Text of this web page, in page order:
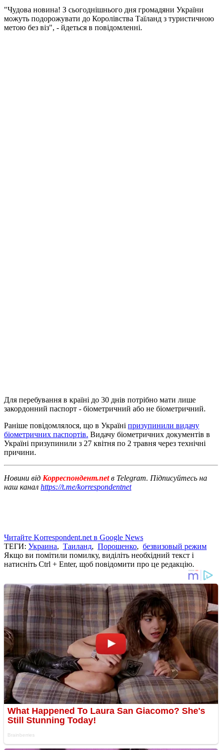
"Чудова новина! З сьогоднішнього дня громадяни України
можуть подорожувати до Королівства Таїланд з туристичною
метою без віз", - йдеться в повідомленні.
Для перебування в країні до 30 днів потрібно мати лише
закордонний паспорт - біометричний або не біометричний.
Раніше повідомлялося, що в Україні призупинили видачу
біометричних паспортів. Видачу біометричних документів в
Україні призупинили з 27 квітня по 2 травня через технічні
причини.
Новини від Корреспондент.netв Telegram. Підписуйтесь на
наш канал https://t.me/korrespondentnet
Читайте Korrespondent.net в Google News
ТЕГИ: Украина, Таиланд, Порошенко, безвизовый режим
Якщо ви помітили помилку, виділіть необхідний текст і
натисніть Ctrl + Enter, щоб повідомити про це редакцію.